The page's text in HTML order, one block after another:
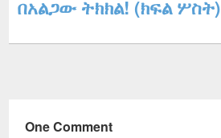
በአልጋው ትክክል! (ክፍል ሦስት)
One Comment